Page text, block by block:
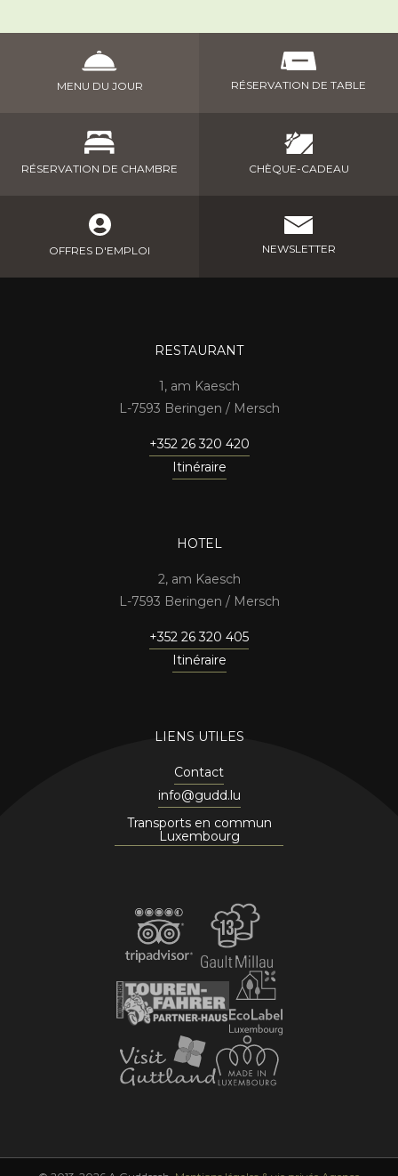
MENU DU JOUR RÉSERVATION DE TABLE
RÉSERVATION DE CHAMBRE CHÈQUE-CADEAU
OFFRES D'EMPLOI NEWSLETTER
RESTAURANT
1, am Kaesch
7593 Beringen / Mersch
+352 26 320 420
Itinéraire
HOTEL
2, am Kaesch
7593 Beringen / Mersch
+352 26 320 405
Itinéraire
LIENS UTILES
Contact
info@gudd.lu
Transports en commun
Luxembourg